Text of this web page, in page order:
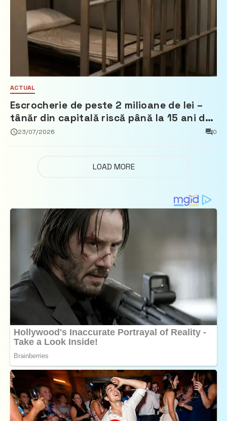
ACTUAL
Escrocherie de peste 2 milioane de lei –
tânăr din capitală riscă până la 15 ani de
închisoare
23/07/2026 0
LOAD MORE